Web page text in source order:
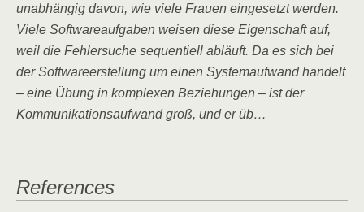
unabhängig davon, wie viele Frauen eingesetzt werden.
Viele Softwareaufgaben weisen diese Eigenschaft auf,
weil die Fehlersuche sequentiell abläuft. Da es sich bei
der Softwareerstellung um einen Systemaufwand handelt
– eine Übung in komplexen Beziehungen – ist der
Kommunikationsaufwand groß, und er üb…
References